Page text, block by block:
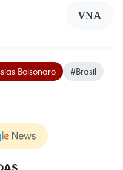
VNA
Bolsonaro #Brasil